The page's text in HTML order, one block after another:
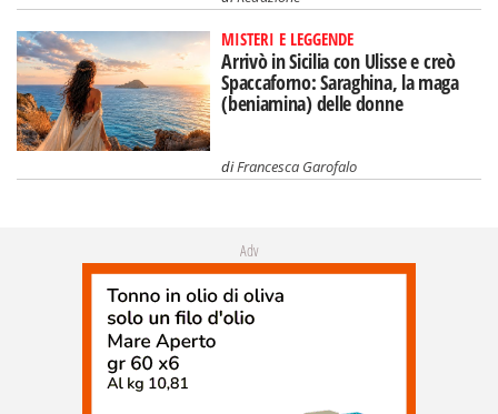
MISTERI E LEGGENDE
Arrivò in Sicilia con Ulisse e creò
Spaccaforno: Saraghina, la maga
(beniamina) delle donne
diFrancesca Garofalo
Adv